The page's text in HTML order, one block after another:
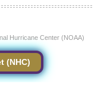
Hurricane Center (NOAA)
(NHC)